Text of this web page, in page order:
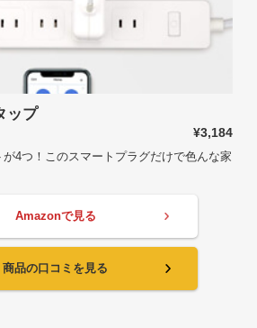
ップ
¥3,184
4つ！このスマートプラグだけで色んな家
Amazonで見る
商品の口コミを見る